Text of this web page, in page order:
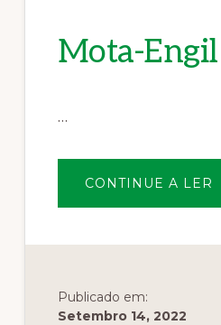
Mota-
…
CONTINUE A LER
Publicado em:
Setembro 14, 2022